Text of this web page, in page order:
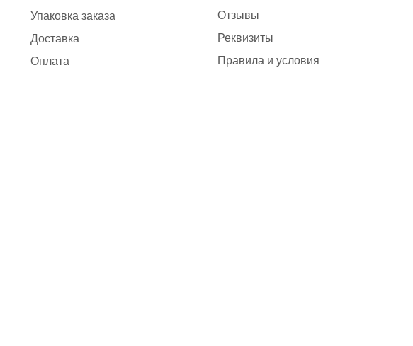
Упаковка заказа
Доставка
Оплата
Отзывы
Реквизиты
Правила и условия